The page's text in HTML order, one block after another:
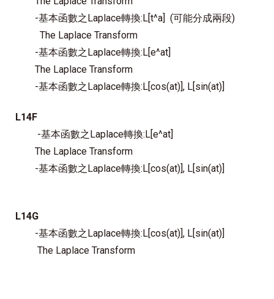
-基本函數之Laplace轉換:L[t^a] (可能分成兩段)
The Laplace Transform
-基本函數之Laplace轉換:L[e^at]
The Laplace Transform
-基本函數之Laplace轉換:L[cos(at)], L[sin(at)]
L14F
-基本函數之Laplace轉換:L[e^at]
The Laplace Transform
-基本函數之Laplace轉換:L[cos(at)], L[sin(at)]
L14G
-基本函數之Laplace轉換:L[cos(at)], L[sin(at)]
The Laplace Transform